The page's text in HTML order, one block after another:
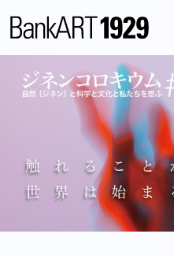
News
Atopic Site
Column
Archive
Blog